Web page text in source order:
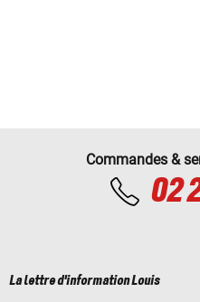
Commandes &
02
La lettre d'information Louis